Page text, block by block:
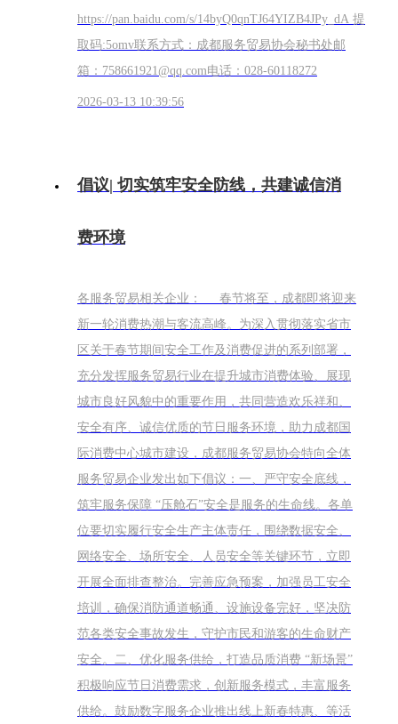
https://pan.baidu.com/s/14byQ0qnTJ64YIZB4JPy_dA 提
取码:5omv联系方式：成都服务贸易协会秘书处邮
箱：758661921@qq.com电话：028-60118272
2026-03-13 10:39:56
倡议| 切实筑牢安全防线，共建诚信消
费环境
各服务贸易相关企业： 春节将至，成都即将迎来
新一轮消费热潮与客流高峰。为深入贯彻落实省市
区关于春节期间安全工作及消费促进的系列部署，
充分发挥服务贸易行业在提升城市消费体验、展现
城市良好风貌中的重要作用，共同营造欢乐祥和、
安全有序、诚信优质的节日服务环境，助力成都国
际消费中心城市建设，成都服务贸易协会特向全体
服务贸易企业发出如下倡议：一、严守安全底线，
筑牢服务保障 “压舱石”安全是服务的生命线。各单
位要切实履行安全生产主体责任，围绕数据安全、
网络安全、场所安全、人员安全等关键环节，立即
开展全面排查整治。完善应急预案，加强员工安全
培训，确保消防通道畅通、设施设备完好，坚决防
范各类安全事故发生，守护市民和游客的生命财产
安全。二、优化服务供给，打造品质消费 “新场景”
积极响应节日消费需求，创新服务模式，丰富服务
供给。鼓励数字服务企业推出线上新春特惠、等活